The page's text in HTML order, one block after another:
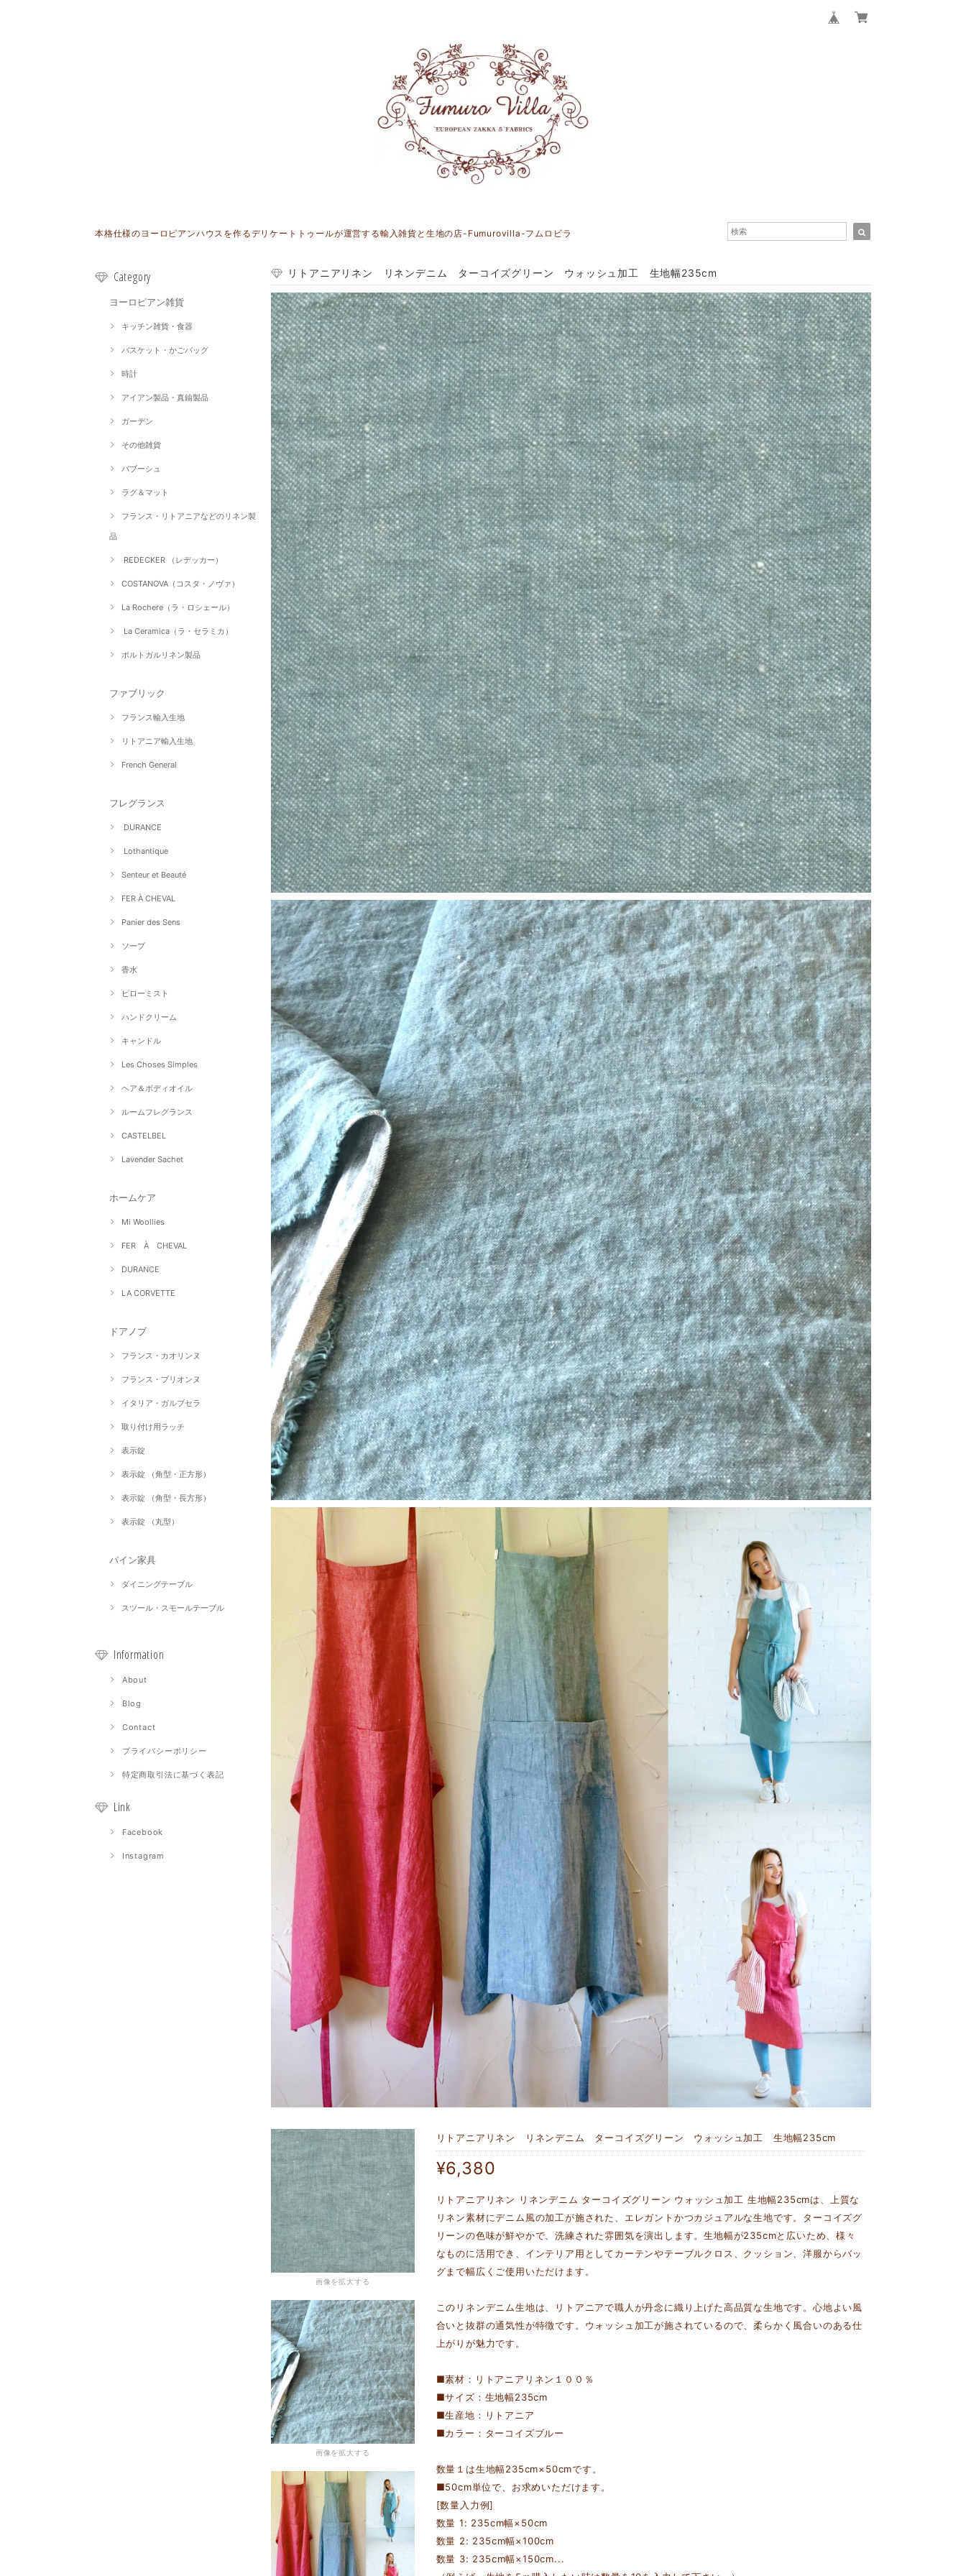
本格仕様のヨーロピアンハウスを作るデリケートトゥールが運営する輸入雑貨と生地の店-Fumurovilla-フムロビラ
Category
ヨーロピアン雑貨
キッチン雑貨・食器
バスケット・かごバッグ
時計
アイアン製品・真鍮製品
ガーデン
その他雑貨
バブーシュ
ラグ＆マット
フランス・リトアニアなどのリネン製
品
REDECKER （レデッカー）
COSTANOVA（コスタ・ノヴァ）
La Rochere（ラ・ロシェール）
La Ceramica（ラ・セラミカ）
ポルトガルリネン製品
ファブリック
フランス輸入生地
リトアニア輸入生地
French General
フレグランス
DURANCE
Lothantique
Senteur et Beauté
FER À CHEVAL
Panier des Sens
ソープ
香水
ピローミスト
ハンドクリーム
キャンドル
Les Choses Simples
ヘア＆ボディオイル
ルームフレグランス
CASTELBEL
Lavender Sachet
ホームケア
Mi Woollies
FER À CHEVAL
DURANCE
LA CORVETTE
ドアノブ
フランス・カオリンヌ
フランス・ブリオンヌ
イタリア・ガルブセラ
取り付け用ラッチ
表示錠
表示錠 （角型・正方形）
表示錠 （角型・長方形）
表示錠 （丸型）
パイン家具
ダイニングテーブル
スツール・スモールテーブル
Information
About
Blog
Contact
プライバシーポリシー
特定商取引法に基づく表記
Link
Facebook
Instagram
リトアニアリネン リネンデニム ターコイズグリーン ウォッシュ加工 生地幅235cm
画像を拡大する
画像を拡大する
リトアニアリネン リネンデニム ターコイズグリーン ウォッシュ加工 生地幅235cm
¥6,380
リトアニアリネン リネンデニム ターコイズグリーン ウォッシュ加工 生地幅235cmは、上質な
リネン素材にデニム風の加工が施された、エレガントかつカジュアルな生地です。ターコイズグ
リーンの色味が鮮やかで、洗練された雰囲気を演出します。生地幅が235cmと広いため、様々
なものに活用でき、インテリア用としてカーテンやテーブルクロス、クッション、洋服からバッ
グまで幅広くご使用いただけます。
このリネンデニム生地は、リトアニアで職人が丹念に織り上げた高品質な生地です。心地よい風
合いと抜群の通気性が特徴です。ウォッシュ加工が施されているので、柔らかく風合いのある仕
上がりが魅力です。
■素材：リトアニアリネン１００％
■サイズ：生地幅235cm
■生産地：リトアニア
■カラー：ターコイズブルー
数量１は生地幅235cm×50cmです。
■50cm単位で、お求めいただけます。
[数量入力例]
数量 1: 235cm幅×50cm
数量 2: 235cm幅×100cm
数量 3: 235cm幅×150cm...